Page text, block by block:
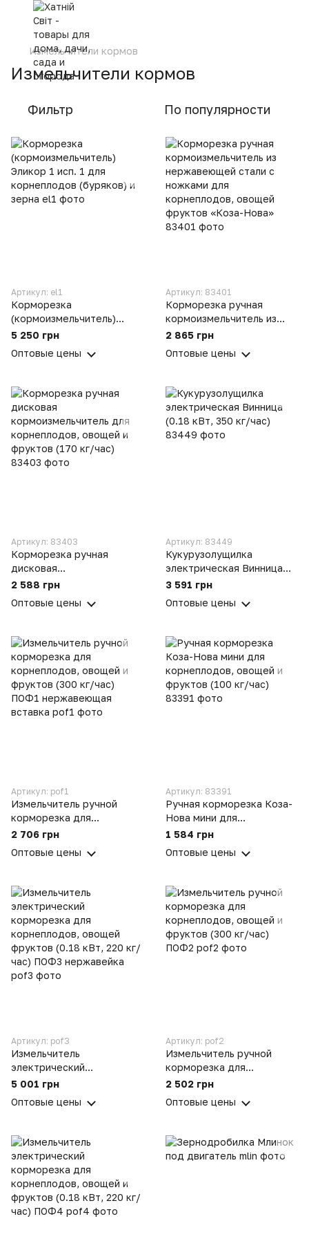
Измельчители кормов
Измельчители кормов
Фильтр По популярности
Артикул: el1
Корморезка
(кормоизмельчитель)
Эликор 1 исп. 1 для
зерна
5 250 грн
Оптовые цены
Артикул: 83401
Корморезка ручная
кормоизмельчитель из
нержавеющей стали с
корнеплодов, овощей
2 865 грн
Оптовые цены
Артикул: 83403
Корморезка ручная
дисковая
кормоизмельчитель для
фруктов (170 кг/час)
2 588 грн
Оптовые цены
Артикул: 83449
Кукурузолущилка
электрическая Винница
(0.18 кВт, 350 кг/час)
3 591 грн
Оптовые цены
Артикул: pof1
Измельчитель ручной
корморезка для
корнеплодов, овощей и
ПОФ1 нержавеющая
2 706 грн
Оптовые цены
Артикул: 83391
Ручная корморезка Коза-
Нова мини для
корнеплодов, овощей и
1 584 грн
Оптовые цены
Артикул: pof3
Измельчитель
электрический
корморезка для
фруктов (0.18 кВт, 220 кг/
5 001 грн
Оптовые цены
Артикул: pof2
Измельчитель ручной
корморезка для
корнеплодов, овощей и
ПОФ2
2 502 грн
Оптовые цены